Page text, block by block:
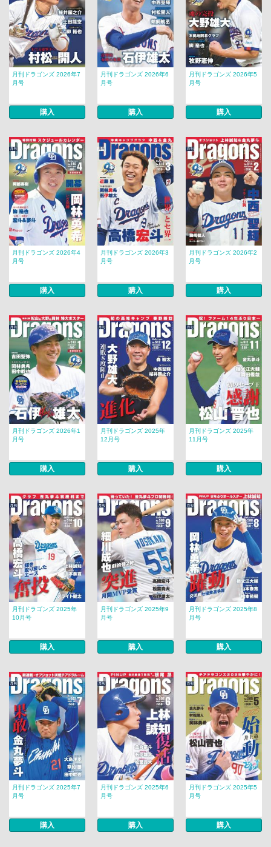
月刊ドラゴンズ 2026年7
月号
購入
月刊ドラゴンズ 2026年6
月号
購入
月刊ドラゴンズ 2026年5
月号
購入
月刊ドラゴンズ 2026年4
月号
購入
月刊ドラゴンズ 2026年3
月号
購入
月刊ドラゴンズ 2026年2
月号
購入
月刊ドラゴンズ 2026年1
月号
購入
月刊ドラゴンズ 2025年
12月号
購入
月刊ドラゴンズ 2025年
11月号
購入
月刊ドラゴンズ 2025年
10月号
購入
月刊ドラゴンズ 2025年9
月号
購入
月刊ドラゴンズ 2025年8
月号
購入
月刊ドラゴンズ 2025年7
月号
購入
月刊ドラゴンズ 2025年6
月号
購入
月刊ドラゴンズ 2025年5
月号
購入